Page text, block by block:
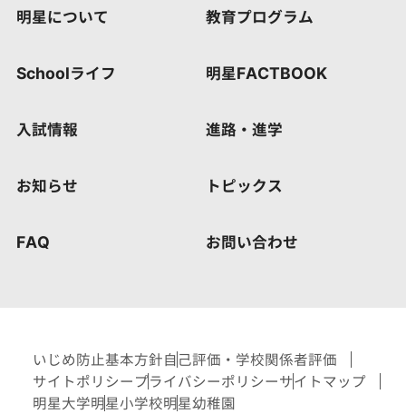
明星について 教育プログラム
Schoolライフ 明星FACTBOOK
入試情報 進路・進学
お知らせ トピックス
FAQ お問い合わせ
いじめ防止基本方針自己評価・学校関係者評価
サイトポリシー プライバシーポリシーサイトマップ
明星大学明星小学校明星幼稚園